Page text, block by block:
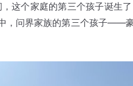
这个家庭的第三个孩子诞生
，问界家族的第三个孩子——